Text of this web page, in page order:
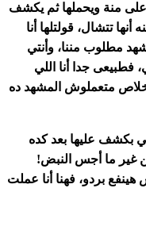
منة ويحملها ثم يكشف
تتشال، قولتلها أنا
مطلوب مننا، وأنتي
فطبيعى جدا أنا اللي
متعملوش المشهد ده
بكشف عليها بعد كده
غير ما أجس النبض!
بردو، فهنا أنا عملت